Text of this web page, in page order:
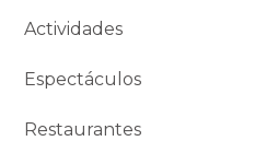
Actividades
Espectáculos
Restaurantes